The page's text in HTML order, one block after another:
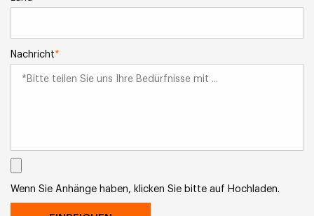
Nachricht*
Wenn Sie Anhänge haben, klicken Sie bitte auf Hochladen.